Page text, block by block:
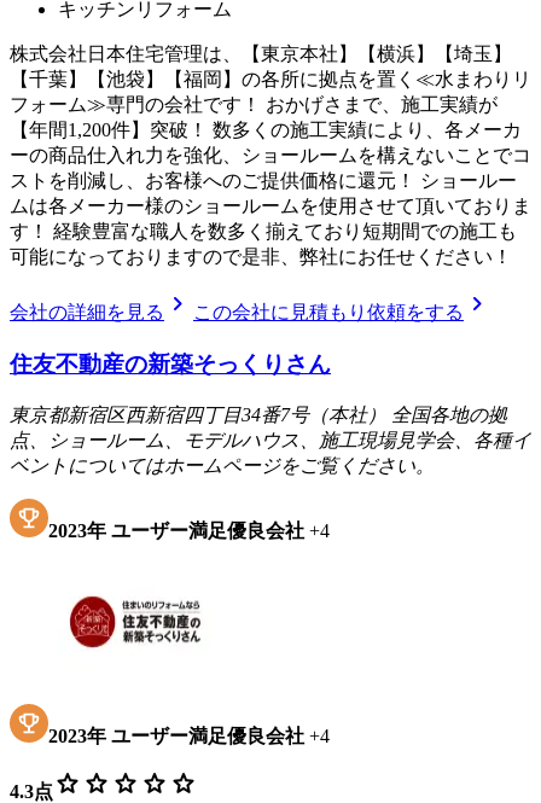
キッチンリフォーム
株式会社日本住宅管理は、【東京本社】【横浜】【埼玉】
【千葉】【池袋】【福岡】の各所に拠点を置く≪水まわりリ
フォーム≫専門の会社です！ おかげさまで、施工実績が
【年間1,200件】突破！ 数多くの施工実績により、各メーカ
ーの商品仕入れ力を強化、ショールームを構えないことでコ
ストを削減し、お客様へのご提供価格に還元！ ショールー
ムは各メーカー様のショールームを使用させて頂いておりま
す！ 経験豊富な職人を数多く揃えており短期間での施工も
可能になっておりますので是非、弊社にお任せください！
会社の詳細を見る chevron_right この会社に見積もり依頼をする chevron_right
住友不動産の新築そっくりさん
東京都新宿区西新宿四丁目34番7号（本社） 全国各地の拠
点、ショールーム、モデルハウス、施工現場見学会、各種イ
ベントについてはホームページをご覧ください。
2023年 ユーザー満足優良会社 +4
2023年 ユーザー満足優良会社 +4
4.3点 star star star star star